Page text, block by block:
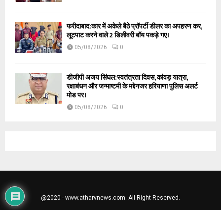
फरीदाबाद:कार में अकेले बैठे प्रॉपर्टी डीलर का अपहरण कर,
लूटपाट करने वाले 2 डिलीवरी बॉय पकड़े गए।
05/08/2026 0
डीजीपी अजय सिंघल:स्वतंत्रता दिवस, कांवड़ यात्रा,
रक्षाबंधन और जन्माष्टमी के मद्देनजर हरियाणा पुलिस अलर्ट
मोड पर।
05/08/2026 0
@2020 - www.atharvnews.com. All Right Reserved.